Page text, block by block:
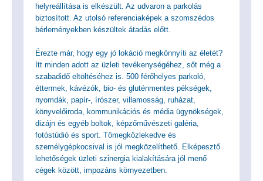
helyreállítása is elkészült. Az udvaron a parkolás
biztosított. Az utolsó referenciaképek a szomszédos
bérleményekben készültek átadás előtt.
Érezte már, hogy egy jó lokáció megkönnyíti az életét?
Itt minden adott az üzleti tevékenységéhez, sőt még a
szabadidő eltöltéséhez is. 500 férőhelyes parkoló,
éttermek, kávézók, bio- és gluténmentes pékségek,
nyomdák, papír-, írószer, villamosság, ruházat,
könyvelőiroda, kommunikációs és média ügynökségek,
dizájn és egyéb boltok, képzőművészeti galéria,
fotóstúdió és sport. Tömegközlekedve és
személygépkocsival is jól megközelíthető. Elképesztő
lehetőségek üzleti szinergia kialakítására jól menő
cégek között, impozáns környezetben.